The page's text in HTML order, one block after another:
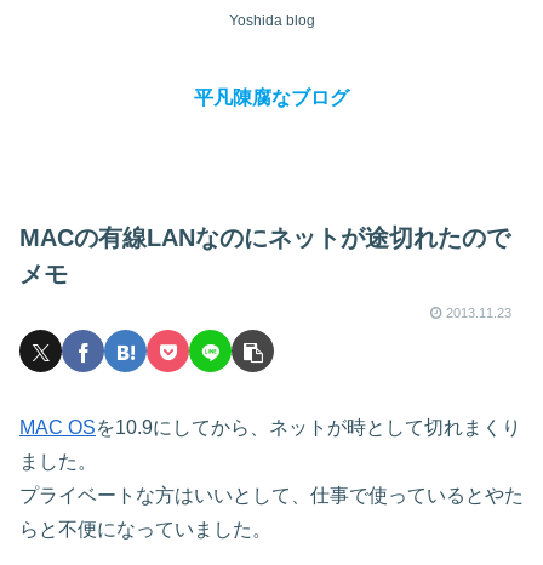
Yoshida blog
平凡陳腐なブログ
MACの有線LANなのにネットが途切れたので
メモ
2013.11.23
MAC OSを10.9にしてから、ネットが時として切れまくり
ました。
プライベートな方はいいとして、仕事で使っているとやた
らと不便になっていました。